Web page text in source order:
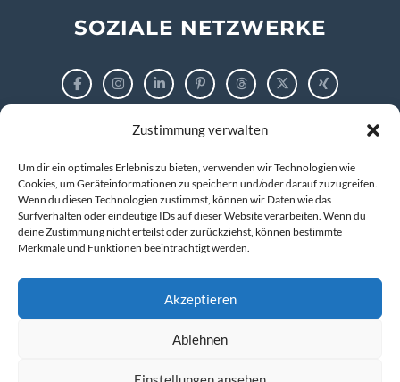
Zustimmung verwalten
Um dir ein optimales Erlebnis zu bieten, verwenden wir Technologien wie
Cookies, um Geräteinformationen zu speichern und/oder darauf zuzugreifen.
Wenn du diesen Technologien zustimmst, können wir Daten wie das
Surfverhalten oder eindeutige IDs auf dieser Website verarbeiten. Wenn du
deine Zustimmung nicht erteilst oder zurückziehst, können bestimmte
Merkmale und Funktionen beeinträchtigt werden.
Akzeptieren
Ablehnen
SOZIALE NETZWERKE
Impressum
Datenschutzerklärung
© 2026 markus tigges | training and consulting